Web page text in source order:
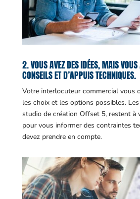
2. VOUS AVEZ DES IDÉES, MAIS VOUS
CONSEILS ET D’APPUIS TECHNIQUES.
Votre interlocuteur commercial vous
les choix et les options possibles.
studio de création Offset 5, restent à
pour vous informer des contraintes
devez prendre en compte.